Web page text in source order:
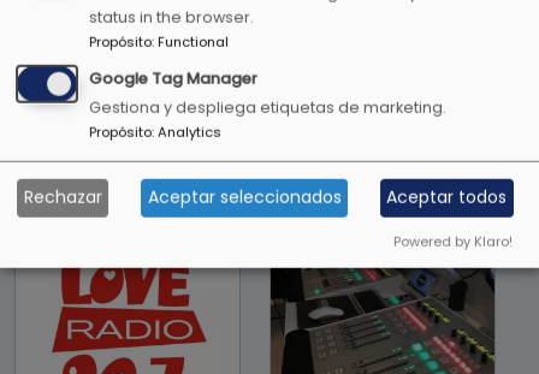
Lite FM 107.1FM LO+90
status in the browser.
Propósito:Functional
Google Tag Manager
Gestiona y despliega etiquetas de marketing.
Propósito:Analytics
Rechazar Aceptar seleccionados Aceptar todos
Powered by Klaro!